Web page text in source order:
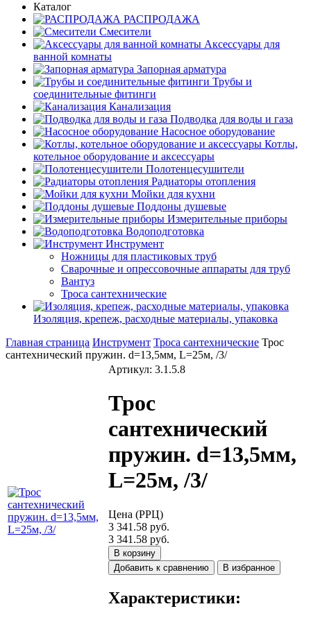
Каталог
РАСПРОДАЖА
Смесители
Аксессуары для
ванной комнаты
Запорная арматура
Трубы и
соединительные фитинги
Канализация
Подводка для воды и газа
Насосное оборудование
Котлы,
котельное оборудование и аксессуары
Полотенцесушители
Радиаторы отопления
Мойки для кухни
Поддоны душевые
Измерительные приборы
Водоподготовка
Инструмент
Ножницы для пластиковых труб
Сварочные и опрессовочные аппараты для труб
Вантуз
Троса сантехнические
Изоляция, крепеж, расходные материалы, упаковка
Главная страница Инструмент Троса сантехнические Трос
сантехнический пружин. d=13,5мм, L=25м, /3/
Артикул: 3.1.5.8
Трос
сантехнический
пружин. d=13,5мм,
L=25м, /3/
Цена (РРЦ)
3 341.58 руб.
3 341.58 руб.
В корзину
Добавить к сравнению
В избранное
Характеристики: